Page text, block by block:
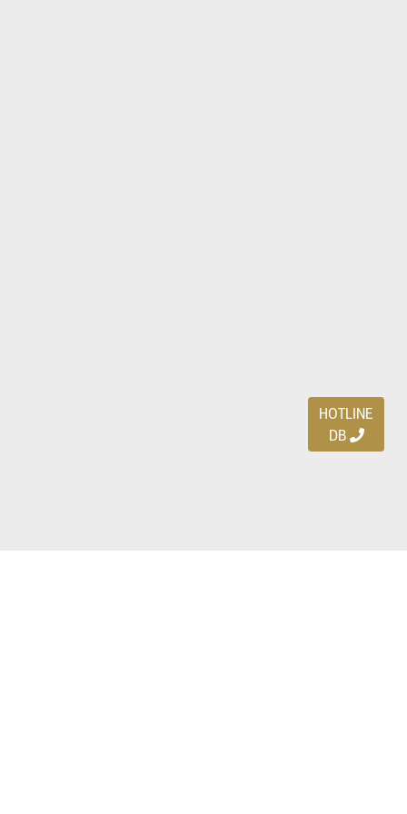
HOTLINE
DB